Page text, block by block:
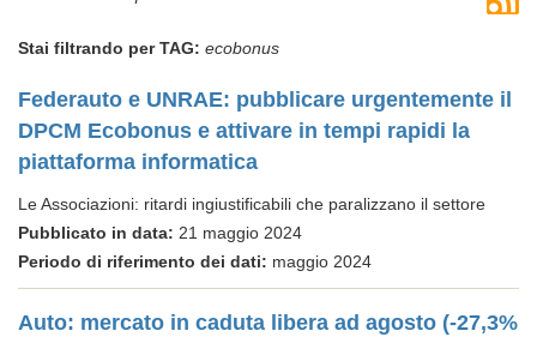
Stai filtrando per TAG: ecobonus
Federauto e UNRAE: pubblicare urgentemente il
DPCM Ecobonus e attivare in tempi rapidi la
piattaforma informatica
Le Associazioni: ritardi ingiustificabili che paralizzano il settore
Pubblicato in data: 21 maggio 2024
Periodo di riferimento dei dati: maggio 2024
Auto: mercato in caduta libera ad agosto (-27,3%